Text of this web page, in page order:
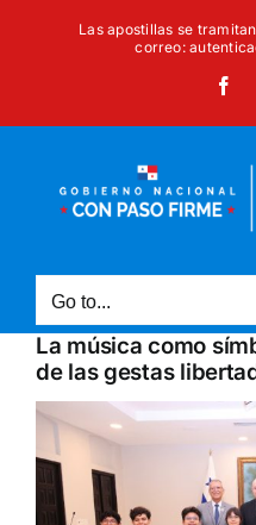
Las apostillas se
correo:
Go to...
La música como
de las gestas
View
Larger
Image